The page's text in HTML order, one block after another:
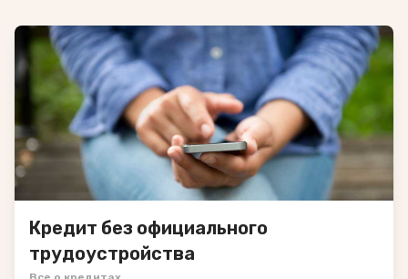
Кредит без официального
трудоустройства